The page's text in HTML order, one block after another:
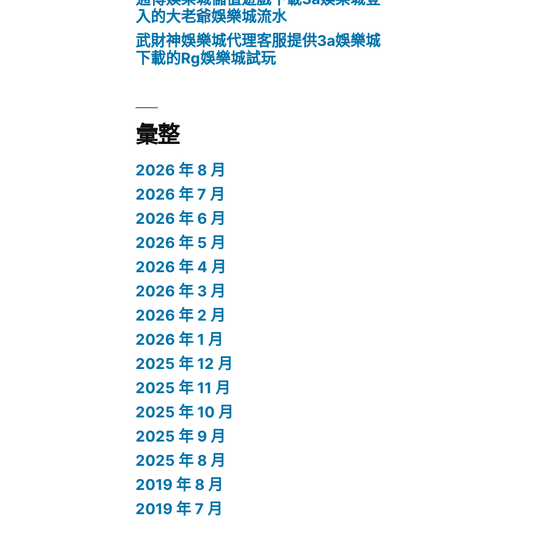
入的大老爺娛樂城流水
武財神娛樂城代理客服提供3a娛樂城
下載的Rg娛樂城試玩
彙整
2026 年 8 月
2026 年 7 月
2026 年 6 月
2026 年 5 月
2026 年 4 月
2026 年 3 月
2026 年 2 月
2026 年 1 月
2025 年 12 月
2025 年 11 月
2025 年 10 月
2025 年 9 月
2025 年 8 月
2019 年 8 月
2019 年 7 月